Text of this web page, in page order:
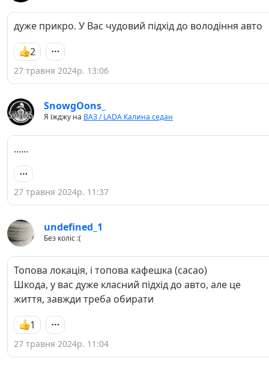
дуже прикро. У Вас чудовий підхід до володіння авто
2
27 травня 2024р. 13:06
SnowgOons_
Я їжджу на ВАЗ / LADA Калина седан
......
27 травня 2024р. 11:37
undefined_1
Без коліс :(
Топова локація, і топова кафешка (сасао)
Шкода, у вас дуже класний підхід до авто, але це
життя, завжди треба обирати
1
27 травня 2024р. 11:04